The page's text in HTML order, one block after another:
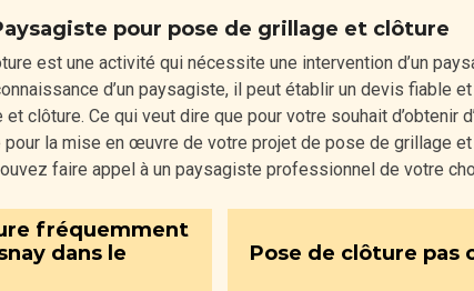
pour pose de grillage et clôture
est une activité qui nécessite une intervention d’un
d’un paysagiste, il peut établir un devis fiable
clôture. Ce qui veut dire que pour votre souhait d’obtenir
pour la mise en œuvre de votre projet de pose de grillage
faire appel à un paysagiste professionnel de votre
fréquemment
dans le
Pose de clôture pas